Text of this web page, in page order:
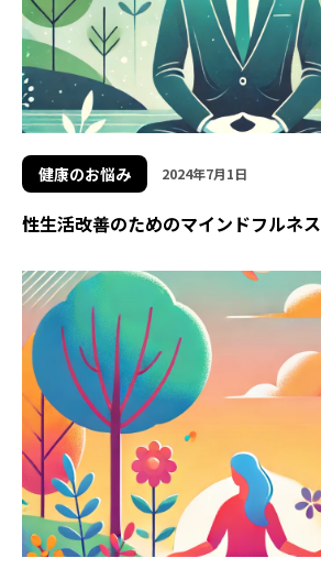
健康のお悩み 2024年7月1日
性生活改善のためのマインドフルネス